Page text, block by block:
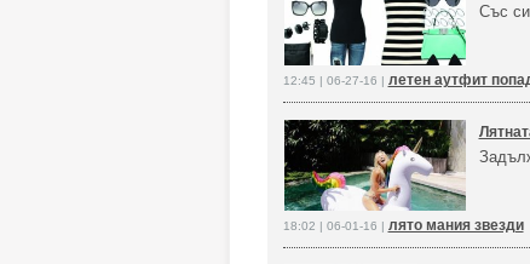
Със
12:45 | 06-27-16 | летен аутфит
18:02 | 06-01-16 | лято мания звезди